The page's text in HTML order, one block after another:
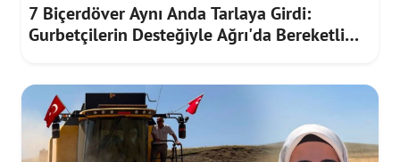
7 Biçerdöver Aynı Anda Tarlaya Girdi:
Gurbetçilerin Desteğiyle Ağrı'da Bereketli